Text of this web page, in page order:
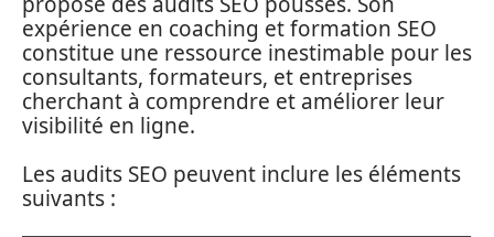
expérience en coaching et formation SEO
constitue une ressource inestimable pour les
consultants, formateurs, et entreprises
cherchant à comprendre et améliorer leur
visibilité en ligne.
Les audits SEO peuvent inclure les éléments
suivants :